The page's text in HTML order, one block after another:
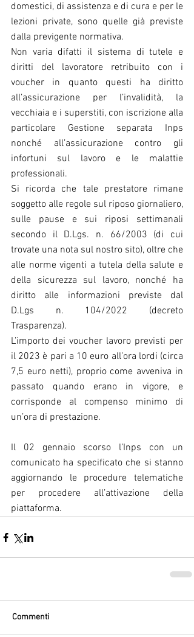
domestici, di assistenza e di cura e per le
lezioni private, sono quelle già previste
dalla previgente normativa.
Non varia difatti il sistema di tutele e
diritti del lavoratore retribuito con i
voucher in quanto questi ha diritto
all’assicurazione per l’invalidità, la
vecchiaia e i superstiti, con iscrizione alla
particolare Gestione separata Inps
nonché all’assicurazione contro gli
infortuni sul lavoro e le malattie
professionali.
Si ricorda che tale prestatore rimane
soggetto alle regole sul riposo giornaliero,
sulle pause e sui riposi settimanali
secondo il D.Lgs. n. 66/2003 (di cui
trovate una nota sul nostro sito), oltre che
alle norme vigenti a tutela della salute e
della sicurezza sul lavoro, nonché ha
diritto alle informazioni previste dal
D.Lgs n. 104/2022 (decreto
Trasparenza).
L’importo dei voucher lavoro previsti per
il 2023 è pari a 10 euro all’ora lordi (circa
7,5 euro netti), proprio come avveniva in
passato quando erano in vigore, e
corrisponde al compenso minimo di
un’ora di prestazione.
Il 02 gennaio scorso l’Inps con un
comunicato ha specificato che si stanno
aggiornando le procedure telematiche
per procedere all’attivazione della
piattaforma.
Commenti